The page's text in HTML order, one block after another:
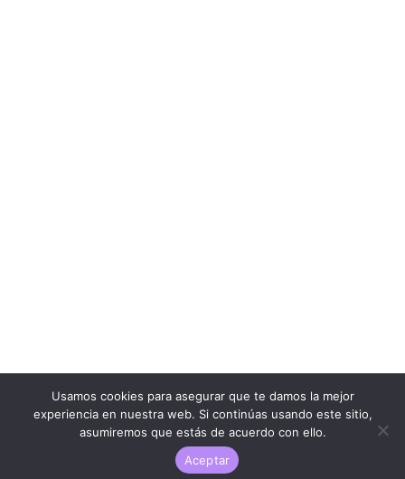
LARESEÑAQUENADIEPIDIO.COM ® | 2023
Usamos cookies para asegurar que te damos la mejor
experiencia en nuestra web. Si continúas usando este sitio,
asumiremos que estás de acuerdo con ello.
Aceptar